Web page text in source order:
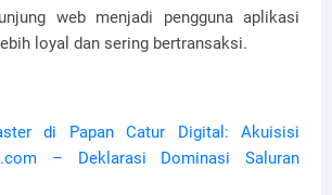
web menjadi pengguna aplikasi
loyal dan sering bertransaksi.
di Papan Catur Digital: Akuisisi
– Deklarasi Dominasi Saluran